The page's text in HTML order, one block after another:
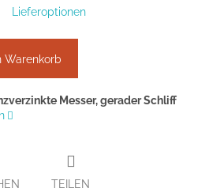
Lieferoptionen
Warenkorb
Messer, gerader Schliff
TEILEN